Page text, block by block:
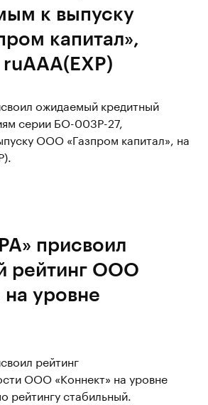
к выпуску
капитал»,
ожидаемый кредитный
серии БО-003Р-27,
ООО «Газпром капитал», на
присвоил
рейтинг ООО
на уровне
рейтинг
ООО «Коннект» на уровне
рейтингу стабильный.